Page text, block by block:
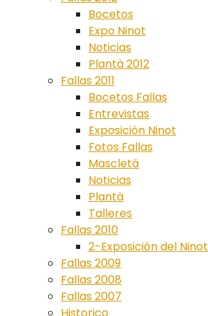
Bocetos
Expo Ninot
Noticias
Plantà 2012
Fallas 2011
Bocetos Fallas
Entrevistas
Exposición Ninot
Fotos Fallas
Mascletá
Noticias
Plantà
Talleres
Fallas 2010
2-Exposición del Ninot
Fallas 2009
Fallas 2008
Fallas 2007